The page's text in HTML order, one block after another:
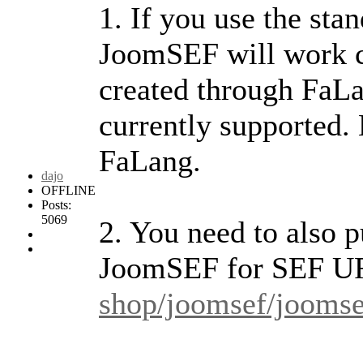
dajo
OFFLINE
Posts:
5069
1. If you use the
JoomSEF will work
created through
currently
FaLang.
2. You need to also
JoomSEF for SEF
shop/joomsef/